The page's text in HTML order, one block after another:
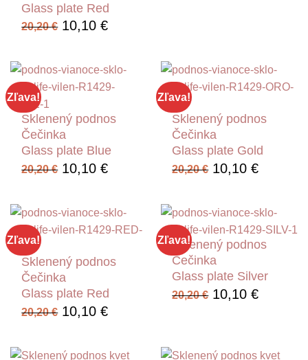
Glass plate Red
20,20€ Pôvodná
20,20 €.
10,10€Aktuálna
10,10 €.
Zľava!
Sklenený podnos
Čečinka
Glass plate Blue
20,20€ Pôvodná
20,20 €.
10,10€Aktuálna
10,10 €.
Zľava!
Sklenený podnos
Čečinka
Glass plate Gold
20,20€ Pôvodná
20,20 €.
10,10€
10,10 €.
Zľava!
Sklenený podnos
Čečinka
Glass plate Red
20,20€ Pôvodná
20,20 €.
10,10€Aktuálna
10,10 €.
Zľava!
Sklenený podnos
Čečinka
Glass plate Silver
20,20€ Pôvodná
10,10€